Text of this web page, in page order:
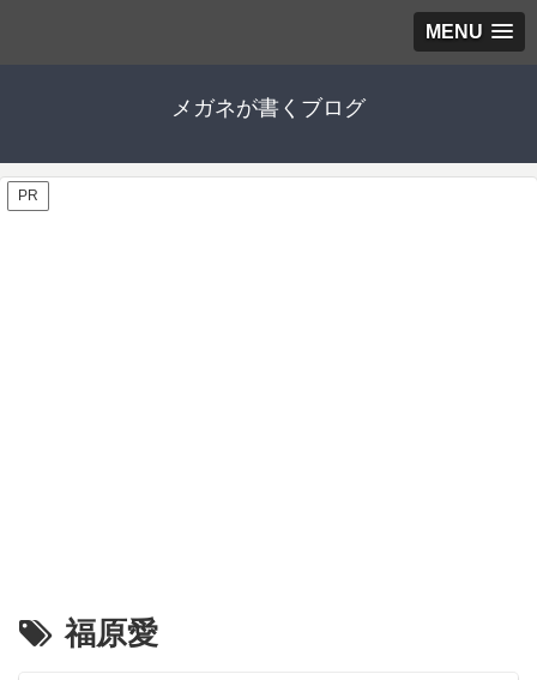
MENU
メガネが書くブログ
PR
福原愛